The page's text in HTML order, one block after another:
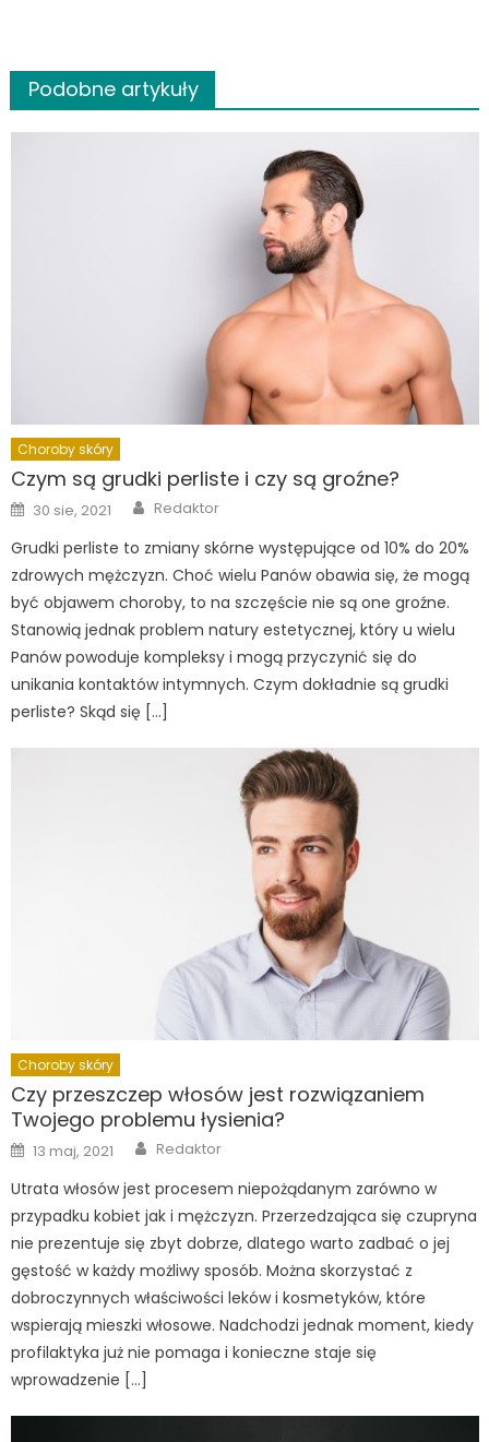
Podobne artykuły
Choroby skóry
Czym są grudki perliste i czy są groźne?
Posted
on
30 sie, 2021 Author
Redaktor
Grudki perliste to zmiany skórne występujące od 10% do 20%
zdrowych mężczyzn. Choć wielu Panów obawia się, że mogą
być objawem choroby, to na szczęście nie są one groźne.
Stanowią jednak problem natury estetycznej, który u wielu
Panów powoduje kompleksy i mogą przyczynić się do
unikania kontaktów intymnych. Czym dokładnie są grudki
perliste? Skąd się […]
Choroby skóry
Czy przeszczep włosów jest rozwiązaniem
Twojego problemu łysienia?
Posted
on
13 maj, 2021 Author
Redaktor
Utrata włosów jest procesem niepożądanym zarówno w
przypadku kobiet jak i mężczyzn. Przerzedzająca się czupryna
nie prezentuje się zbyt dobrze, dlatego warto zadbać o jej
gęstość w każdy możliwy sposób. Można skorzystać z
dobroczynnych właściwości leków i kosmetyków, które
wspierają mieszki włosowe. Nadchodzi jednak moment, kiedy
profilaktyka już nie pomaga i konieczne staje się
wprowadzenie […]